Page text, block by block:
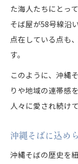
もし沖縄
沖縄
沖縄
沖縄
沖縄
海人
沖縄
た海人たちにとっ
そば屋が58号線沿
点在している点も
す。
このように、沖縄
りや地域の連帯感
人々に愛され続けて
沖縄そばに込め
沖縄そばの歴史を